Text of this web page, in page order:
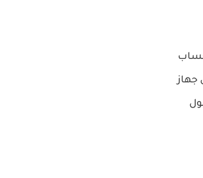
حساب
جهاز